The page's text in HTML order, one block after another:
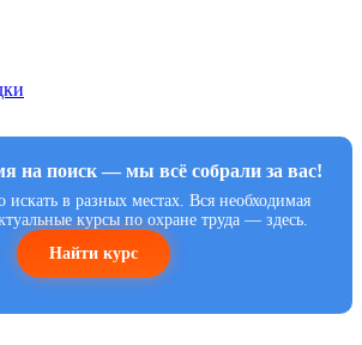
на поиск — мы всё собрали за вас!
в разных местах. Вся необходимая
курсы по охране труда — здесь.
Найти курс